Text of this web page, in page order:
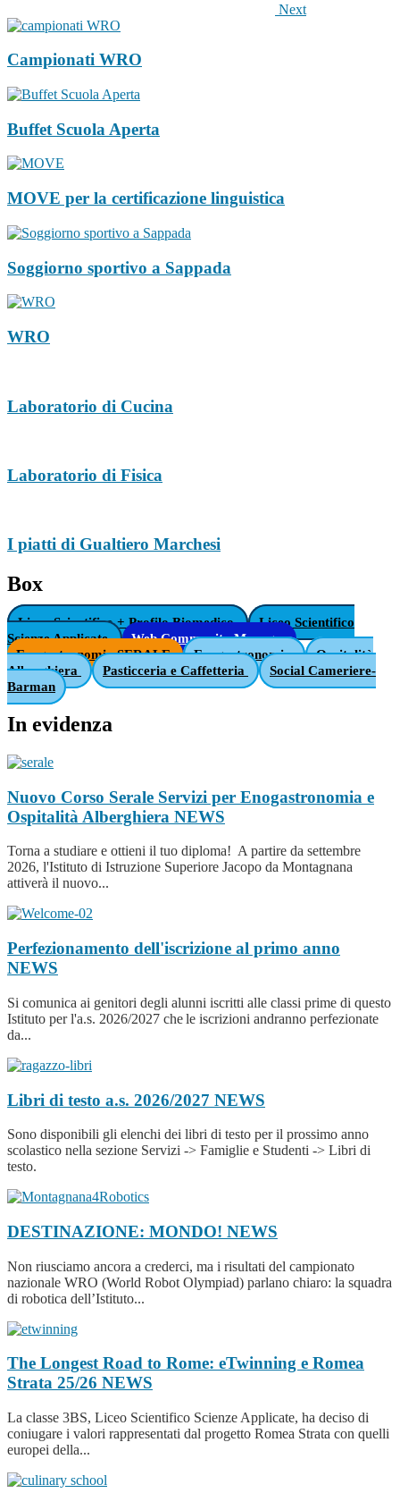
Next
Campionati WRO
Buffet Scuola Aperta
MOVE per la certificazione linguistica
Soggiorno sportivo a Sappada
WRO
Laboratorio di Cucina
Laboratorio di Fisica
I piatti di Gualtiero Marchesi
Box
Liceo Scientifico + Profilo Biomedico
Liceo Scientifico
Scienze Applicate
Web Community Manager
Enogastronomia SERALE
Enogastronomia
Ospitalità
Alberghiera
Pasticceria e Caffetteria
Social Cameriere-
Barman
In evidenza
Nuovo Corso Serale Servizi per Enogastronomia e
Ospitalità Alberghiera NEWS
Torna a studiare e ottieni il tuo diploma! A partire da settembre
2026, l'Istituto di Istruzione Superiore Jacopo da Montagnana
attiverà il nuovo...
Perfezionamento dell'iscrizione al primo anno
NEWS
Si comunica ai genitori degli alunni iscritti alle classi prime di questo
Istituto per l'a.s. 2026/2027 che le iscrizioni andranno perfezionate
da...
Libri di testo a.s. 2026/2027 NEWS
Sono disponibili gli elenchi dei libri di testo per il prossimo anno
scolastico nella sezione Servizi -> Famiglie e Studenti -> Libri di
testo.
DESTINAZIONE: MONDO! NEWS
Non riusciamo ancora a crederci, ma i risultati del campionato
nazionale WRO (World Robot Olympiad) parlano chiaro: la squadra
di robotica dell’Istituto...
The Longest Road to Rome: eTwinning e Romea
Strata 25/26 NEWS
La classe 3BS, Liceo Scientifico Scienze Applicate, ha deciso di
coniugare i valori rappresentati dal progetto Romea Strata con quelli
europei della...